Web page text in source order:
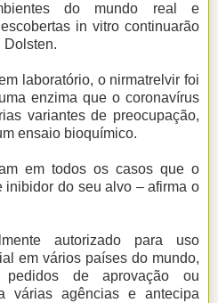
do mundo real e
in vitro continuarão
Dolsten.
laboratório, o nirmatrelvir foi
enzima que o coronavírus
variantes de preocupação,
ensaio bioquímico.
em todos os casos que o
inibidor do seu alvo – afirma o
autorizado para uso
em vários países do mundo,
de aprovação ou
várias agências e antecipa